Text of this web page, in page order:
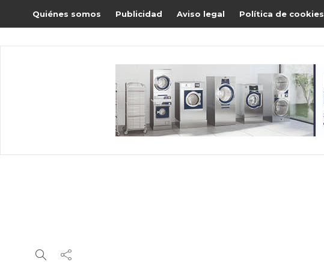
Quiénes somos Publicidad Aviso legal Política de cookies